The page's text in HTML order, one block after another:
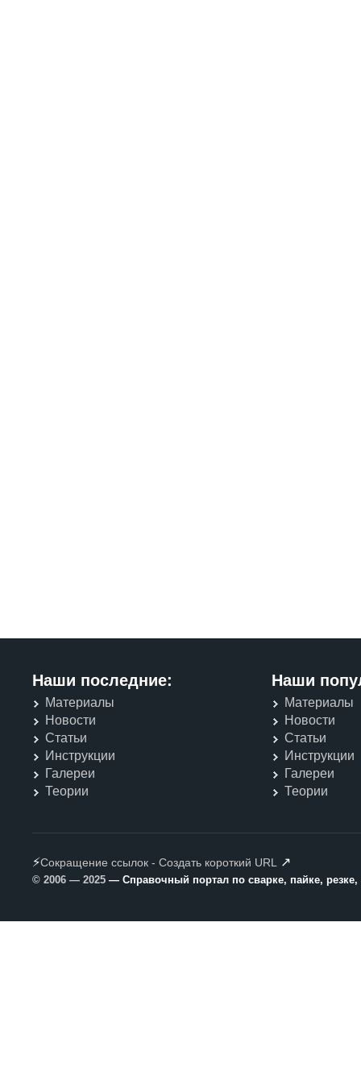
Наши последние:
Материалы
Новости
Статьи
Инструкции
Галереи
Теории
Наши
Материалы
Новости
Статьи
Инструкции
Галереи
Теории
⚡Сокращение ссылок - Создать короткий URL ↗
© 2006 — 2025 — Справочный портал по сварке, пайке,